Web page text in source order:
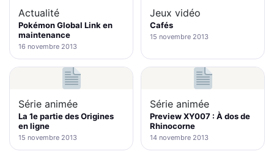
Actualité
Pokémon Global Link en
maintenance
16 novembre 2013
Jeux vidéo
Cafés
15 novembre 2013
Série animée
La 1e partie des Origines
en ligne
15 novembre 2013
Série animée
Preview XY007 : À dos de
Rhinocorne
14 novembre 2013